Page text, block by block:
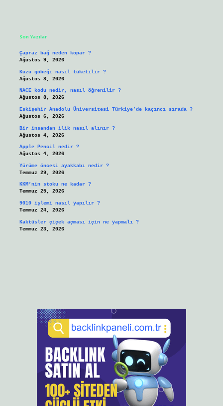
Son Yazılar
Çapraz bağ neden kopar ?
Ağustos 9, 2026
Kuzu göbeği nasıl tüketilir ?
Ağustos 8, 2026
NACE kodu nedir, nasıl öğrenilir ?
Ağustos 8, 2026
Eskişehir Anadolu Üniversitesi Türkiye’de kaçıncı sırada ?
Ağustos 6, 2026
Bir insandan ilik nasıl alınır ?
Ağustos 4, 2026
Apple Pencil nedir ?
Ağustos 4, 2026
Yürüme öncesi ayakkabı nedir ?
Temmuz 29, 2026
KKM’nin stoku ne kadar ?
Temmuz 25, 2026
9010 işlemi nasıl yapılır ?
Temmuz 24, 2026
Kaktüsler çiçek açması için ne yapmalı ?
Temmuz 23, 2026